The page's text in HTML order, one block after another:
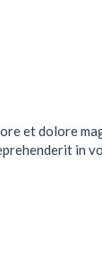
et dolore
in